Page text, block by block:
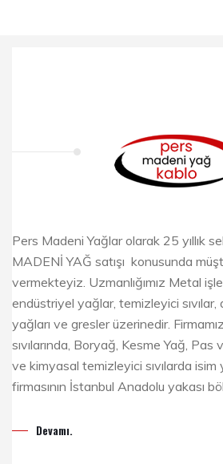
Pers Madeni Yağlar olarak 25 yıllık
MADENİ YAĞ satışı konusunda
vermekteyiz. Uzmanlığımız Metal
endüstriyel yağlar, temizleyici
yağları ve gresler üzerinedir.
sıvılarında, Boryağ, Kesme Yağ,
ve kimyasal temizleyici sıvılarda
firmasının İstanbul Anadolu yakası
Devamı.